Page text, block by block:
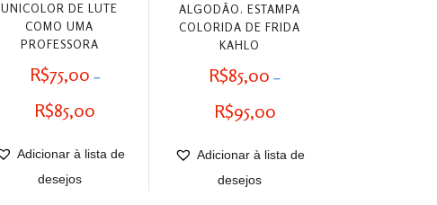
UNICOLOR DE LUTE
COMO UMA
PROFESSORA
R$75,00 –
R$85,00
preço:
Adicionar à lista de
desejos
ALGODÃO. ESTAMPA
COLORIDA DE FRIDA
KAHLO
R$85,00 –
R$95,00
preço:
Adicionar à lista de
desejos